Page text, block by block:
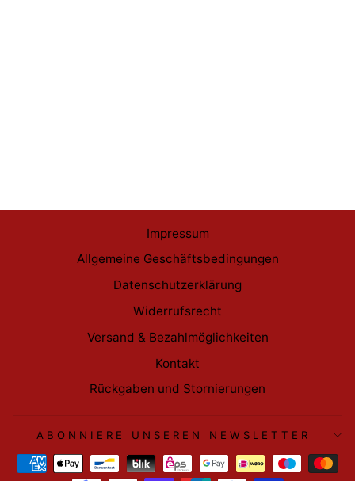
Impressum
Allgemeine Geschäftsbedingungen
Datenschutzerklärung
Widerrufsrecht
Versand & Bezahlmöglichkeiten
Kontakt
Rückgaben und Stornierungen
ABONNIERE UNSEREN NEWSLETTER